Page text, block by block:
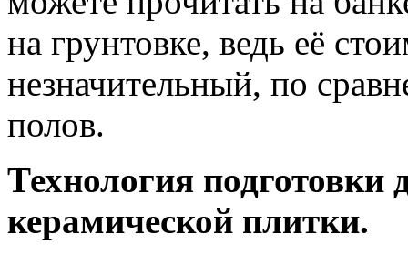
на грунтовке, ведь её
незначительный, по
полов.
Технология подготовки
керамической плитки.